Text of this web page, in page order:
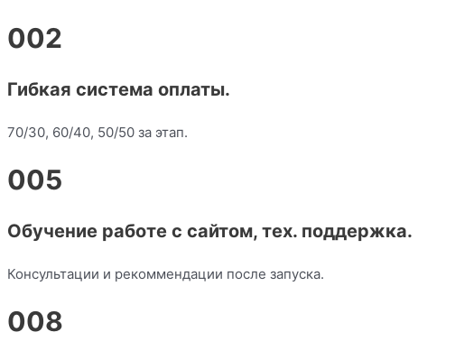
002
Гибкая система оплаты.
70/30, 60/40, 50/50 за этап.
005
Обучение работе с сайтом, тех. поддержка.
Консультации и рекоммендации после запуска.
008